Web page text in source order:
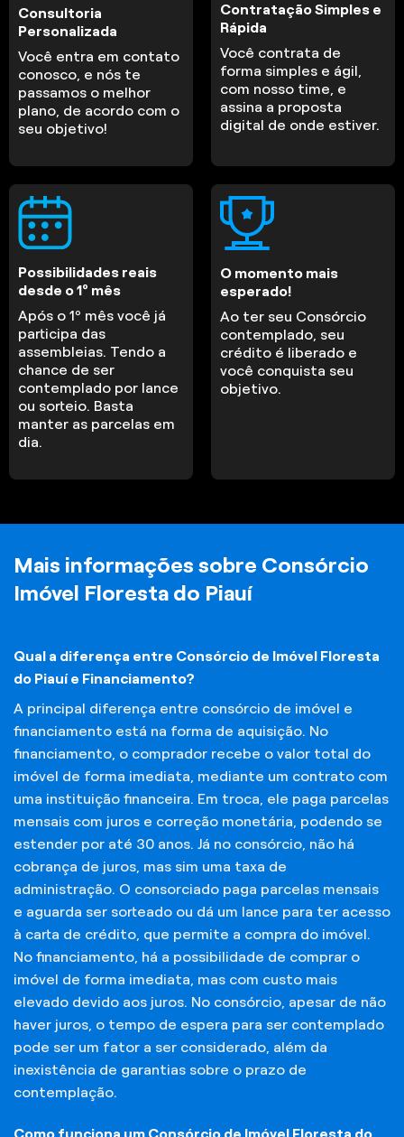
Consultoria
Personalizada
Você entra em contato
conosco, e nós te
passamos o melhor
plano, de acordo com o
seu objetivo!
Contratação Simples e
Rápida
Você contrata de
forma simples e ágil,
com nosso time, e
assina a proposta
digital de onde estiver.
Possibilidades reais
desde o 1º mês
Após o 1º mês você já
participa das
assembleias. Tendo a
chance de ser
contemplado por lance
ou sorteio. Basta
manter as parcelas em
dia.
O momento mais
esperado!
Ao ter seu Consórcio
contemplado, seu
crédito é liberado e
você conquista seu
objetivo.
Mais informações sobre Consórcio
Imóvel Floresta do Piauí
Qual a diferença entre Consórcio de Imóvel Floresta
do Piauí e Financiamento?
A principal diferença entre consórcio de imóvel e
financiamento está na forma de aquisição. No
financiamento, o comprador recebe o valor total do
imóvel de forma imediata, mediante um contrato com
uma instituição financeira. Em troca, ele paga parcelas
mensais com juros e correção monetária, podendo se
estender por até 30 anos. Já no consórcio, não há
cobrança de juros, mas sim uma taxa de
administração. O consorciado paga parcelas mensais
e aguarda ser sorteado ou dá um lance para ter acesso
à carta de crédito, que permite a compra do imóvel.
No financiamento, há a possibilidade de comprar o
imóvel de forma imediata, mas com custo mais
elevado devido aos juros. No consórcio, apesar de não
haver juros, o tempo de espera para ser contemplado
pode ser um fator a ser considerado, além da
inexistência de garantias sobre o prazo de
contemplação.